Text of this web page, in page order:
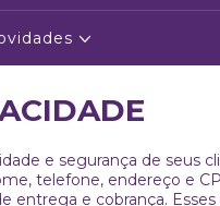
e segurança de seus
telefone, endereço e
entrega e cobrança. Esses